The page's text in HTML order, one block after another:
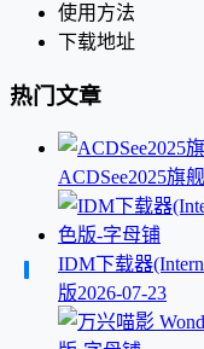
使用方法
下载地址
热门文章
ACDSee2025旗
IDM下载器
版2026-07-23